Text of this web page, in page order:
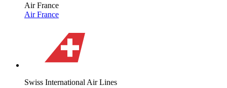
Air France
Air France
Swiss International Air Lines